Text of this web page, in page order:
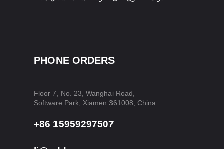
PHONE ORDERS
Floor 7, No. 23, Wanghai Road,
Software Park, Xiamen 361008, China
+86 15959297507